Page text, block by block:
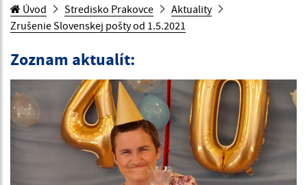
Úvod Stredisko Prakovce
Aktuality
Zrušenie Slovenskej pošty od 1.5.2021
Zoznam aktualít: